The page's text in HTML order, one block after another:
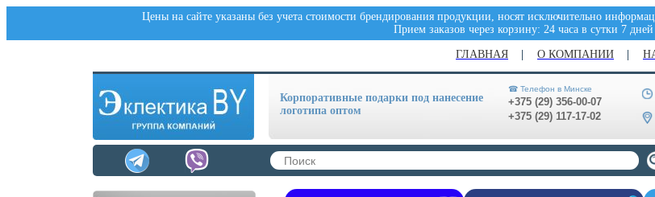
Цены на сайте указаны без учета стоимости брендирования продукции, носят исключительно
Прием заказов через корзину: 24 часа в сутки 7
ГЛАВНАЯ О КОМПАНИИ
Корпоративные подарки под нанесение
логотипа оптом
☎ Телефон в Минске
+375 (29) 356-00-07
+375 (29) 117-17-02